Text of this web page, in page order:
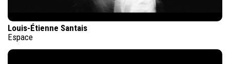
Louis-Étienne Santais
Espace